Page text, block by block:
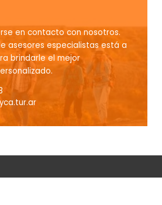
en contacto con nosotros.
asesores especialistas está a
brindarle el mejor